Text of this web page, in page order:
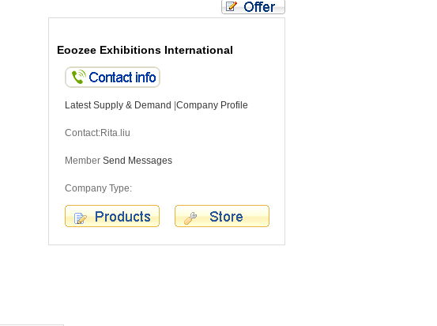
Eoozee Exhibitions International
Latest Supply & Demand Company Profile
Contact:Rita.liu
Member Send Messages
Company Type: